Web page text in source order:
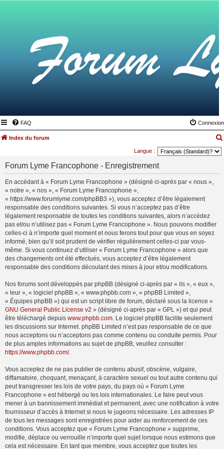
FAQ Connexion
Index du forum
Langue :
Forum Lyme Francophone - Enregistrement
En accédant à « Forum Lyme Francophone » (désigné ci-après par « nous »,
« notre », « nos », « Forum Lyme Francophone »,
« https://www.forumlyme.com/phpBB3 »), vous acceptez d’être légalement
responsable des conditions suivantes. Si vous n’acceptez pas d’être
légalement responsable de toutes les conditions suivantes, alors n’accédez
pas et/ou n’utilisez pas « Forum Lyme Francophone ». Nous pouvons modifier
celles-ci à n’importe quel moment et nous ferons tout pour que vous en soyez
informé, bien qu’il soit prudent de vérifier régulièrement celles-ci par vous-
même. Si vous continuez d’utiliser « Forum Lyme Francophone » alors que
des changements ont été effectués, vous acceptez d’être légalement
responsable des conditions découlant des mises à jour et/ou modifications.
Nos forums sont développés par phpBB (désigné ci-après par « ils », « eux »,
« leur », « logiciel phpBB », « www.phpbb.com », « phpBB Limited »,
« Équipes phpBB ») qui est un script libre de forum, déclaré sous la licence «
GNU General Public License v2 » (désigné ci-après par « GPL ») et qui peut
être téléchargé depuis www.phpbb.com. Le logiciel phpBB facilite seulement
les discussions sur Internet. phpBB Limited n’est pas responsable de ce que
nous acceptons ou n’acceptons pas comme contenu ou conduite permis. Pour
de plus amples informations au sujet de phpBB, veuillez consulter :
https://www.phpbb.com/.
Vous acceptez de ne pas publier de contenu abusif, obscène, vulgaire,
diffamatoire, choquant, menaçant, à caractère sexuel ou tout autre contenu qui
peut transgresser les lois de votre pays, du pays où « Forum Lyme
Francophone » est hébergé ou les lois internationales. Le faire peut vous
mener à un bannissement immédiat et permanent, avec une notification à votre
fournisseur d’accès à Internet si nous le jugeons nécessaire. Les adresses IP
de tous les messages sont enregistrées pour aider au renforcement de ces
conditions. Vous acceptez que « Forum Lyme Francophone » supprime,
modifie, déplace ou verrouille n’importe quel sujet lorsque nous estimons que
cela est nécessaire. En tant que membre, vous acceptez que toutes les